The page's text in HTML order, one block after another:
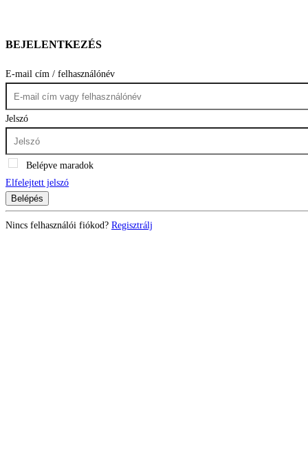
BEJELENTKEZÉS
E-mail cím / felhasználónév
Jelszó
Belépve maradok
Elfelejtett jelszó
Belépés
Nincs felhasználói fiókod? Regisztrálj